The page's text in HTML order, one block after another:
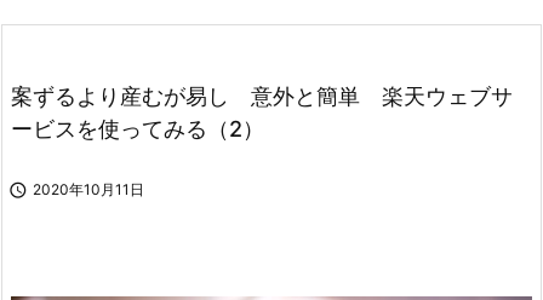

案ずるより産むが易し 意外と簡単 楽天ウェブサ
ービスを使ってみる（2）
 2020年10月11日